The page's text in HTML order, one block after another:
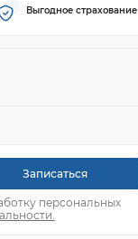
Выгодное страхование
Записаться
персональных